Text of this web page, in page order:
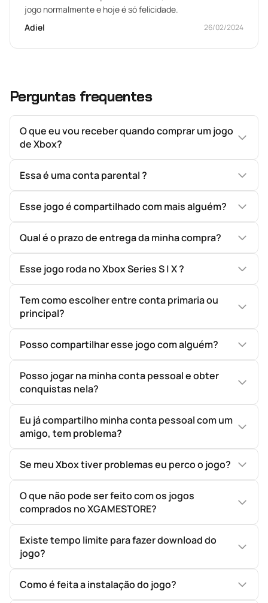
jogo normalmente e hoje é só felicidade.
Adiel
26/02/2024
Perguntas frequentes
O que eu vou receber quando comprar um jogo
de Xbox?
Essa é uma conta parental ?
Esse jogo é compartilhado com mais alguém?
Qual é o prazo de entrega da minha compra?
Esse jogo roda no Xbox Series S | X ?
Tem como escolher entre conta primaria ou
principal?
Posso compartilhar esse jogo com alguém?
Posso jogar na minha conta pessoal e obter
conquistas nela?
Eu já compartilho minha conta pessoal com um
amigo, tem problema?
Se meu Xbox tiver problemas eu perco o jogo?
O que não pode ser feito com os jogos
comprados no XGAMESTORE?
Existe tempo limite para fazer download do
jogo?
Como é feita a instalação do jogo?